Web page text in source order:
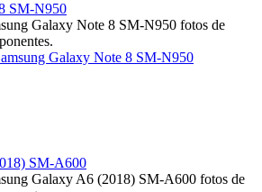
SM-N950
Galaxy Note 8 SM-N950 fotos de
Galaxy Note 8 SM-N950
SM-A600
Galaxy A6 (2018) SM-A600 fotos de